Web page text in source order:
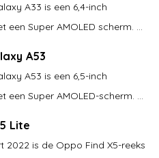
A33 is een 6,4-inch
een Super AMOLED scherm. ...
A53
A53 is een 6,5-inch
een Super AMOLED-scherm. ...
Lite
2022 is de Oppo Find X5-reeks